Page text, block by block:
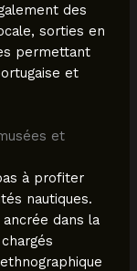
des
sorties en
permettant
et
et
à profiter
nautiques.
dans la